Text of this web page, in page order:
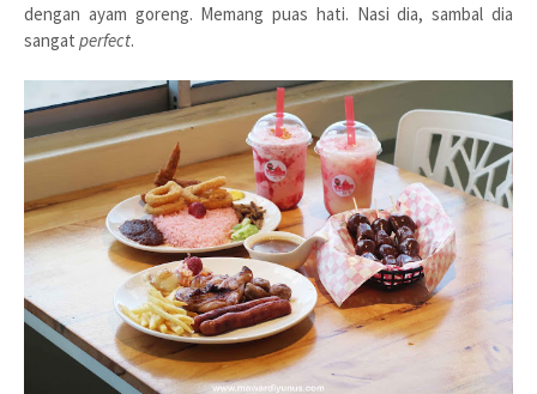
dengan ayam goreng. Memang puas hati. Nasi dia, sambal dia
sangat perfect.